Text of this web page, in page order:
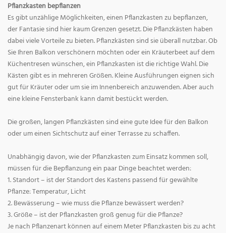
Pflanzkasten bepflanzen
Es gibt unzählige Möglichkeiten, einen Pflanzkasten zu bepflanzen,
der Fantasie sind hier kaum Grenzen gesetzt. Die Pflanzkästen haben
dabei viele Vorteile zu bieten. Pflanzkästen sind sie überall nutzbar. Ob
Sie Ihren Balkon verschönern möchten oder ein Kräuterbeet auf dem
Küchentresen wünschen, ein Pflanzkasten ist die richtige Wahl. Die
Kästen gibt es in mehreren Größen. Kleine Ausführungen eignen sich
gut für Kräuter oder um sie im Innenbereich anzuwenden. Aber auch
eine kleine Fensterbank kann damit bestückt werden.
Die großen, langen Pflanzkästen sind eine gute Idee für den Balkon
oder um einen Sichtschutz auf einer Terrasse zu schaffen.
Unabhängig davon, wie der Pflanzkasten zum Einsatz kommen soll,
müssen für die Bepflanzung ein paar Dinge beachtet werden:
1. Standort – ist der Standort des Kastens passend für gewählte
Pflanze: Temperatur, Licht
2. Bewässerung – wie muss die Pflanze bewässert werden?
3. Größe – ist der Pflanzkasten groß genug für die Pflanze?
Je nach Pflanzenart können auf einem Meter Pflanzkasten bis zu acht